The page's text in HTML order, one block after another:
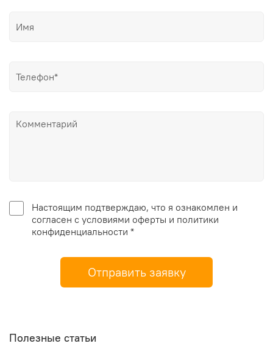
Настоящим подтверждаю, что я ознакомлен и
согласен с условиями оферты и политики
конфиденциальности *
Отправить заявку
Полезные статьи